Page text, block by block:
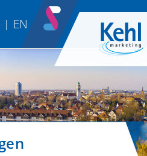
| EN